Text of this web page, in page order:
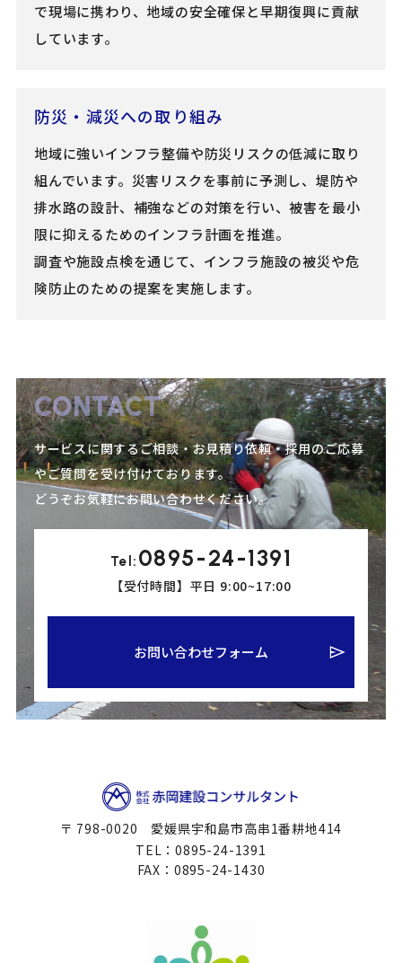
で現場に携わり、地域の安全確保と早期復興に貢献
しています。
防災・減災への取り組み
地域に強いインフラ整備や防災リスクの低減に取り
組んでいます。災害リスクを事前に予測し、堤防や
排水路の設計、補強などの対策を行い、被害を最小
限に抑えるためのインフラ計画を推進。
調査や施設点検を通じて、インフラ施設の被災や危
険防止のための提案を実施します。
CONTACT
サービスに関するご相談・お見積り依頼・採用のご応募
やご質問を受け付けております。
どうぞお気軽にお問い合わせください。
Tel: 0895-24-1391
【受付時間】平日 9:00~17:00
お問い合わせフォーム
〒 798-0020 愛媛県宇和島市高串1番耕地414
TEL：0895-24-1391
FAX：0895-24-1430